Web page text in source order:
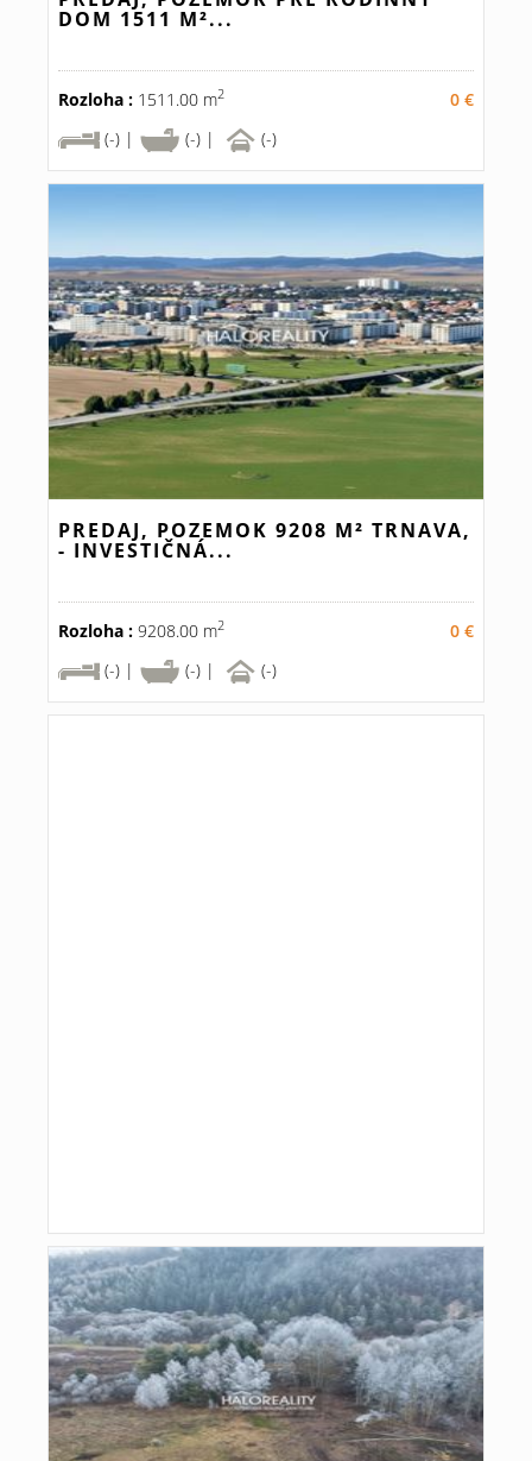
DOM 1511 M²...
Rozloha : 1511.00 m2
0 €
(-) |
(-) | (-)
PREDAJ, POZEMOK 9208 M² TRNAVA,
- INVESTIČNÁ...
Rozloha : 9208.00 m2
0 €
(-) |
(-) | (-)